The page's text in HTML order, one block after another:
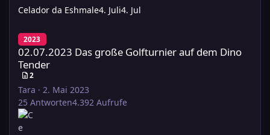
Celador da Eshmale4. Juli4. Jul
02.07.2023 Das große Golfturnier auf dem Dino Tender
2023
02.07.2023 Das große Golfturnier auf dem Dino
Tender
2
Tara · 2. Mai 2023
25 Antworten4.392 Aufrufe